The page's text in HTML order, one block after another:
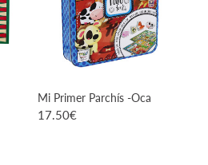
Mi Primer Parchís -Oca
17.50€